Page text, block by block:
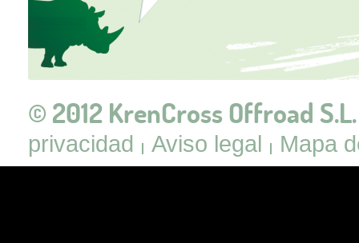
© 2012 KrenCross Offroad S.L.
privacidad Aviso legal Mapa